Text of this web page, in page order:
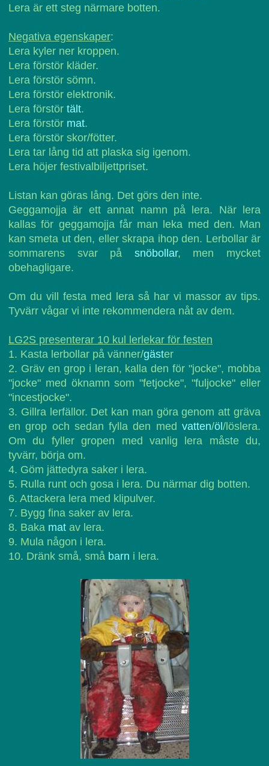
Lera är ett steg närmare botten.
Negativa egenskaper:
Lera kyler ner kroppen.
Lera förstör kläder.
Lera förstör sömn.
Lera förstör elektronik.
Lera förstör tält.
Lera förstör mat.
Lera förstör skor/fötter.
Lera tar lång tid att plaska sig igenom.
Lera höjer festivalbiljettpriset.
Listan kan göras lång. Det görs den inte.
Geggamojja är ett annat namn på lera. När lera
kallas för geggamojja får man leka med den. Man
kan smeta ut den, eller skrapa ihop den. Lerbollar är
sommarens svar på snöbollar, men mycket
obehagligare.
Om du vill festa med lera så har vi massor av tips.
Tyvärr vågar vi inte rekommendera nåt av dem.
LG2S presenterar 10 kul lerlekar för festen
1. Kasta lerbollar på vänner/gäster
2. Gräv en grop i leran, kalla den för "jocke", mobba
"jocke" med öknamn som "fetjocke", "fuljocke" eller
"incestjocke".
3. Gillra lerfällor. Det kan man göra genom att gräva
en grop och sedan fylla den med vatten/öl /löslera.
Om du fyller gropen med vanlig lera måste du,
tyvärr, börja om.
4. Göm jättedyra saker i lera.
5. Rulla runt och gosa i lera. Du närmar dig botten.
6. Attackera lera med klipulver.
7. Bygg fina saker av lera.
8. Baka mat av lera.
9. Mula någon i lera.
10. Dränk små, små barn i lera.